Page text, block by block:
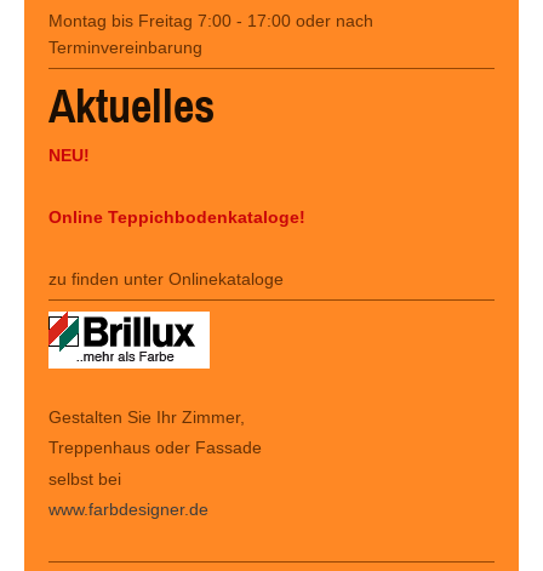
Montag bis Freitag 7:00 - 17:00 oder nach
Terminvereinbarung
Aktuelles
NEU!
Online Teppichbodenkataloge!
zu finden unter Onlinekataloge
Gestalten Sie Ihr Zimmer,
Treppenhaus oder Fassade
selbst bei
www.farbdesigner.de